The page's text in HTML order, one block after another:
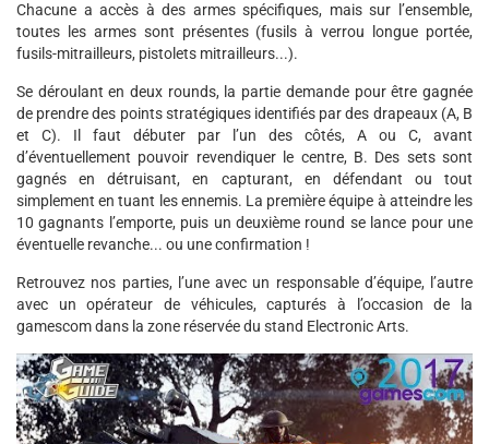
Chacune a accès à des armes spécifiques, mais sur l’ensemble,
toutes les armes sont présentes (fusils à verrou longue portée,
fusils-mitrailleurs, pistolets mitrailleurs...).
Se déroulant en deux rounds, la partie demande pour être gagnée
de prendre des points stratégiques identifiés par des drapeaux (A, B
et C). Il faut débuter par l’un des côtés, A ou C, avant
d’éventuellement pouvoir revendiquer le centre, B. Des sets sont
gagnés en détruisant, en capturant, en défendant ou tout
simplement en tuant les ennemis. La première équipe à atteindre les
10 gagnants l’emporte, puis un deuxième round se lance pour une
éventuelle revanche... ou une confirmation !
Retrouvez nos parties, l’une avec un responsable d’équipe, l’autre
avec un opérateur de véhicules, capturés à l’occasion de la
gamescom dans la zone réservée du stand Electronic Arts.